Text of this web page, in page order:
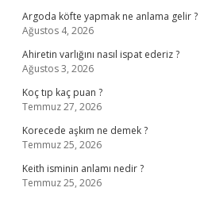
Argoda köfte yapmak ne anlama gelir ?
Ağustos 4, 2026
Ahiretin varlığını nasıl ispat ederiz ?
Ağustos 3, 2026
Koç tıp kaç puan ?
Temmuz 27, 2026
Korecede aşkım ne demek ?
Temmuz 25, 2026
Keith isminin anlamı nedir ?
Temmuz 25, 2026